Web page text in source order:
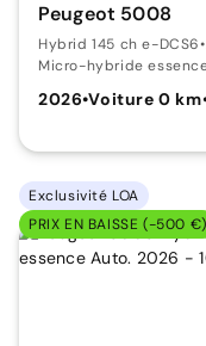
Peugeot 5008
Hybrid 145 ch e-DCS6•
Micro-hybride
2026•Voiture 0 km
Exclusivité LOA
PRIX EN BAISSE (-500 €)